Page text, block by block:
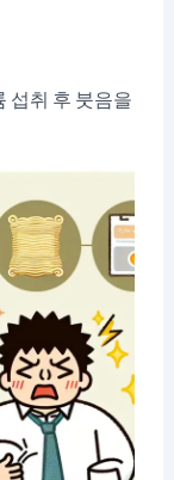
섭취 후 붓음을